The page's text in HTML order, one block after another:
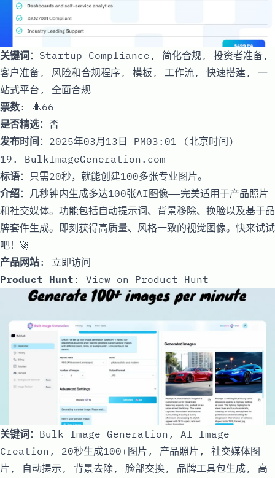
关键词：Startup Compliance, 简化合规, 投资者准备,
客户准备, 风险和合规程序, 模板, 工作流, 快速搭建, 一
站式平台, 全面合规
票数: 🔺66
是否精选：否
发布时间 ：2025年03月13日 PM03:01 (北京时间)
19. BulkImageGeneration.com
标语：只需20秒，就能创建100多张专业图片。
介绍：几秒钟内生成多达100张AI图像——完美适用于产品照片
和社交媒体。功能包括自动提示词、背景移除、换脸以及基于品
牌套件生成。即刻获得高质量、风格一致的视觉图像。快来试试
吧！🚀
产品网站: 立即访问
Product Hunt : View on Product Hunt
关键词：Bulk Image Generation, AI Image
Creation, 20秒生成100+图片, 产品照片, 社交媒体图
片, 自动提示, 背景去除, 脸部交换, 品牌工具包生成, 高